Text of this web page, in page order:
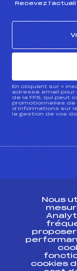
Recevez
En cliquant sur «
adresse email
de la FFS, qui peut
promotionnelles de
d’informations sur
la gestion de vos
ESPACE
Ressources
Pass’Neige
Projet
Projet de
Nous
cookies